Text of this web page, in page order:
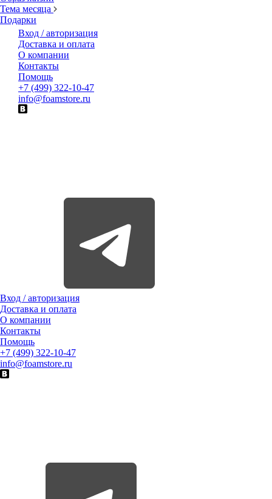
Тема месяца
Подарки
Вход / авторизация
Доставка и оплата
О компании
Контакты
Помощь
+7 (499) 322-10-47
info@foamstore.ru
Вход / авторизация
Доставка и оплата
О компании
Контакты
Помощь
+7 (499) 322-10-47
info@foamstore.ru